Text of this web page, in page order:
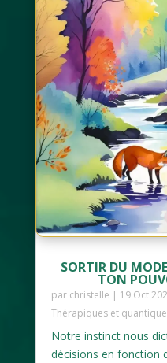
SORTIR DU
TON
par christelle | 19 Oct
Thérapiques et
Notre instinct nous
décisions en fonction